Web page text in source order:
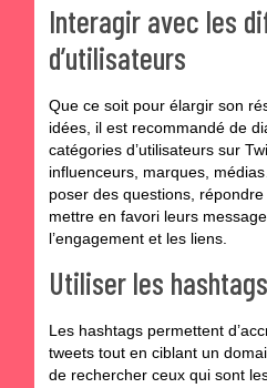
Interagir avec les
d’utilisateurs
Que ce soit pour élargir son
idées, il est recommandé de
catégories d’utilisateurs sur
influenceurs, marques,
poser des questions,
mettre en favori leurs
l’engagement et les liens.
Utiliser les
Les hashtags permettent
tweets tout en ciblant un
de rechercher ceux qui sont